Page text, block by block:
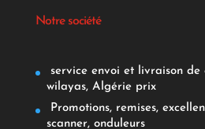
Notre société
service envoi et livraison de
wilayas, Algérie prix
Promotions, remises,
scanner, onduleurs